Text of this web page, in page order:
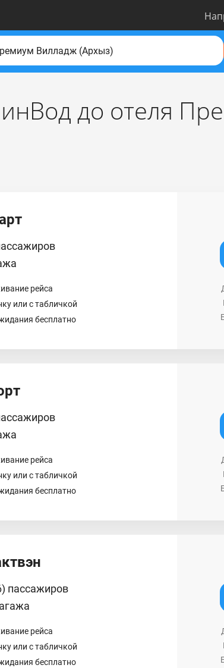
до отеля
рейса
или с табличкой
бесплатно
рейса
или с табличкой
бесплатно
пассажиров
рейса
или с табличкой
бесплатно